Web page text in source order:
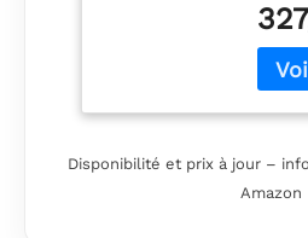
Disponibilité et prix à jour –
Amazon